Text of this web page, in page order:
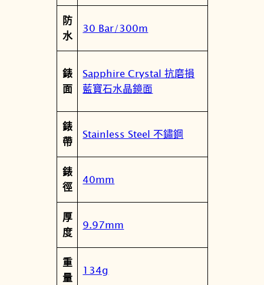
.
1
.
5
.
0
數
量
防
水
30 Bar/300m
錶
面
Sapphire Crystal 抗磨損
藍寶石水晶鏡面
錶
帶
Stainless Steel 不鏽鋼
錶
徑
40mm
厚
度
9.97mm
重
量
134g